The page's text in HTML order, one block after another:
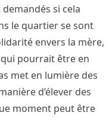
si cela
le quartier se sont
envers la mère,
pourrait être en
met en lumière des
d’élever des
moment peut être